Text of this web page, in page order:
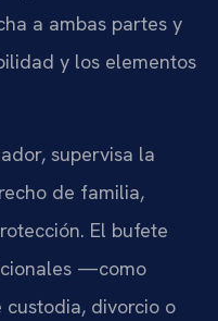
a ambas partes y
y los elementos
supervisa la
de familia,
El bufete
—como
divorcio o